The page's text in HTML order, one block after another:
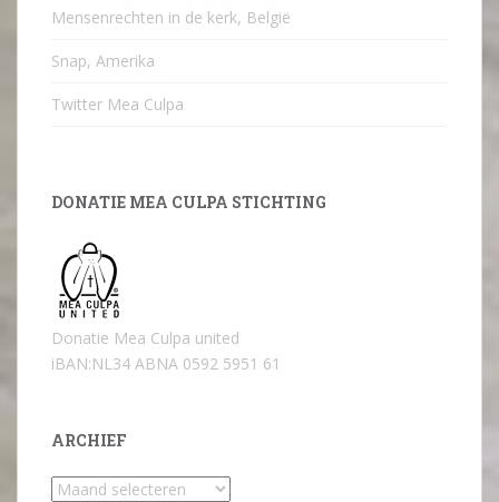
Mensenrechten in de kerk, België
Snap, Amerika
Twitter Mea Culpa
DONATIE MEA CULPA STICHTING
Donatie Mea Culpa united
iBAN:NL34 ABNA 0592 5951 61
ARCHIEF
Archief